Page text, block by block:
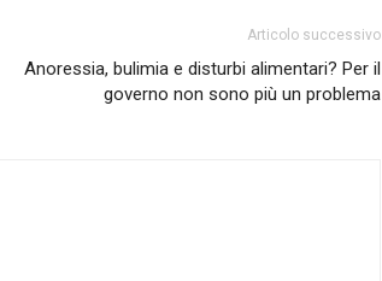
Articolo successivo
Anoressia, bulimia e disturbi alimentari? Per il
governo non sono più un problema